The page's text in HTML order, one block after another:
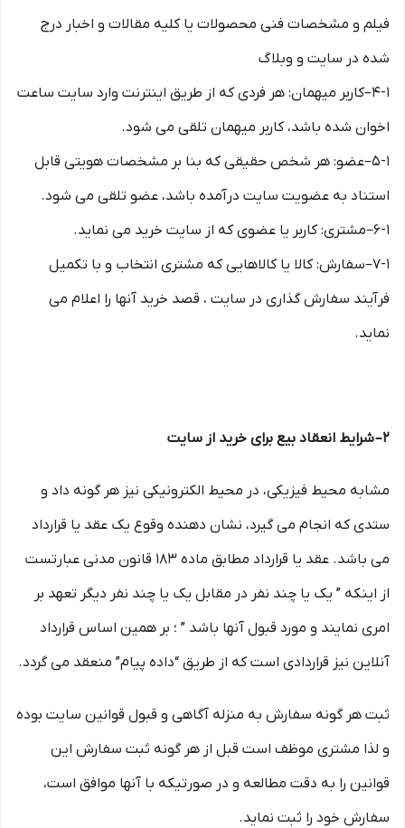
فیلم و مشخصات فنی محصولات یا کلیه مقالات و اخبار درج
شده در سایت و وبلاگ
۴-۱–کاربر میهمان: هر فردی که از طریق اینترنت وارد سایت ساعت
اخوان شده باشد، کاربر میهمان تلقی می شود.
۵-۱–عضو: هر شخص حقیقی که بنا بر مشخصات هویتی قابل
استناد به عضویت سایت درآمده باشد، عضو تلقی می شود.
۶-۱–مشتری: کاربر یا عضوی که از سایت خرید می نماید.
۷-۱–سفارش: کالا یا کالاهایی که مشتری انتخاب و با تکمیل
فرآیند سفارش گذاری در سایت ، قصد خرید آنها را اعلام می
نماید.
۲– شرایط انعقاد بیع برای خرید از سایت
مشابه محیط فیزیکی، در محیط الکترونیکی نیز هر گونه داد و
ستدی که انجام می گیرد، نشان دهنده وقوع یک عقد یا قرارداد
می باشد. عقد یا قرارداد مطابق ماده ۱۸۳ قانون مدنی عبارتست
از اینکه ” یک یا چند نفر در مقابل یک یا چند نفر دیگر تعهد بر
امری نمایند و مورد قبول آنها باشد ” ؛ بر همین اساس قرارداد
آنلاین نیز قراردادی است که از طریق “داده پیام” منعقد می گردد.
ثبت هر گونه سفارش به منزله آگاهی و قبول قوانین سایت بوده
و لذا مشتری موظف است قبل از هر گونه ثبت سفارش این
قوانین را به دقت مطالعه و در صورتیکه با آنها موافق است،
سفارش خود را ثبت نماید.